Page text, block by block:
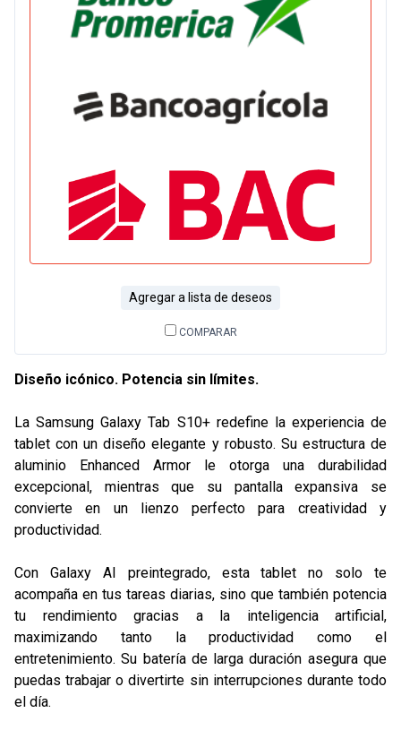
Agregar a lista de deseos
COMPARAR
Diseño icónico. Potencia sin límites.
La Samsung Galaxy Tab S10+ redefine la experiencia de
tablet con un diseño elegante y robusto. Su estructura de
aluminio Enhanced Armor le otorga una durabilidad
excepcional, mientras que su pantalla expansiva se
convierte en un lienzo perfecto para creatividad y
productividad.
Con Galaxy AI preintegrado, esta tablet no solo te
acompaña en tus tareas diarias, sino que también potencia
tu rendimiento gracias a la inteligencia artificial,
maximizando tanto la productividad como el
entretenimiento. Su batería de larga duración asegura que
puedas trabajar o divertirte sin interrupciones durante todo
el día.